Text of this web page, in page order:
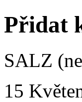
Přidat
SALZ
15